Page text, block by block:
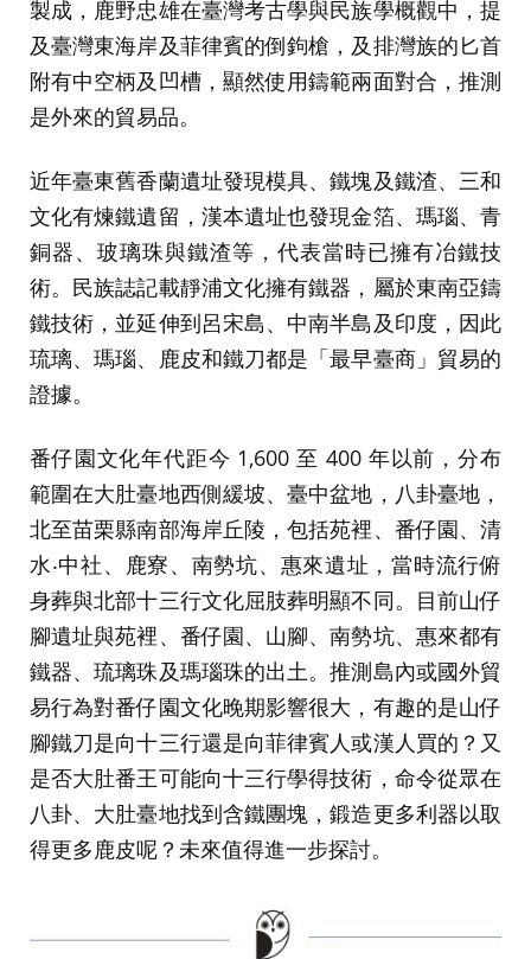
製成，鹿野忠雄在臺灣考古學與民族學概觀中，提
及臺灣東海岸及菲律賓的倒鉤槍，及排灣族的匕首
附有中空柄及凹槽，顯然使用鑄範兩面對合，推測
是外來的貿易品。
近年臺東舊香蘭遺址發現模具、鐵塊及鐵渣、三和
文化有煉鐵遺留，漢本遺址也發現金箔、瑪瑙、青
銅器、玻璃珠與鐵渣等，代表當時已擁有冶鐵技
術。民族誌記載靜浦文化擁有鐵器，屬於東南亞鑄
鐵技術，並延伸到呂宋島、中南半島及印度，因此
琉璃、瑪瑙、鹿皮和鐵刀都是「最早臺商」貿易的
證據。
番仔園文化年代距今 1,600 至 400 年以前，分布
範圍在大肚臺地西側緩坡、臺中盆地，八卦臺地，
北至苗栗縣南部海岸丘陵，包括苑裡、番仔園、清
水‧中社、鹿寮、南勢坑、惠來遺址，當時流行俯
身葬與北部十三行文化屈肢葬明顯不同。目前山仔
腳遺址與苑裡、番仔園、山腳、南勢坑、惠來都有
鐵器、琉璃珠及瑪瑙珠的出土。推測島內或國外貿
易行為對番仔園文化晚期影響很大，有趣的是山仔
腳鐵刀是向十三行還是向菲律賓人或漢人買的？又
是否大肚番王可能向十三行學得技術，命令從眾在
八卦、大肚臺地找到含鐵團塊，鍛造更多利器以取
得更多鹿皮呢？未來值得進一步探討。